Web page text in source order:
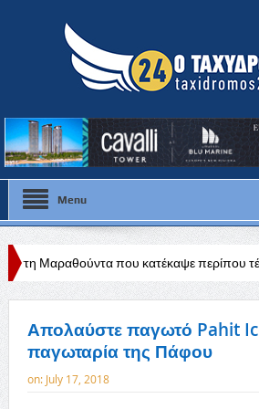
Menu
που κατέκαψε περίπου τέσσερα εκτάρια,
Απολαύστε παγωτό Pahit
παγωταρία της Πάφου
on: July 17, 2018